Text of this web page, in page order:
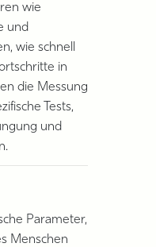
wie
und
wie schnell
in
die Messung
Tests,
und
Parameter,
Menschen